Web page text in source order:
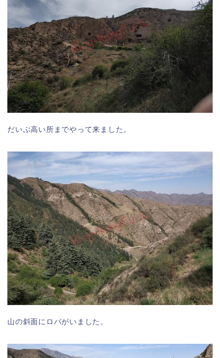
だいぶ高い所までやって来ました。
山の斜面にロバがいました。